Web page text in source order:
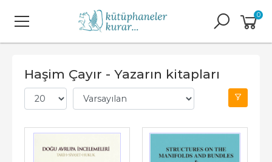
0
Haşim Çayır - Yazarın kitapları